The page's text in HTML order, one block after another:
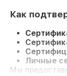
Как
Личные
Мы